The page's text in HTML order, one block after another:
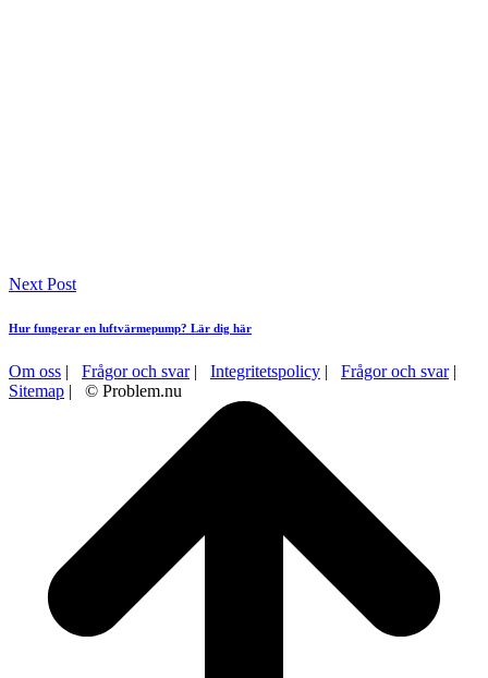
Next Post
Hur fungerar en luftvärmepump? Lär dig här
Om oss | Frågor och svar| Integritetspolicy | Frågor och svar|
Sitemap | © Problem.nu